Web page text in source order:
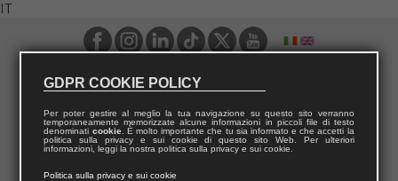
IT
GDPR COOKIE POLICY
Per poter gestire al meglio la tua navigazione su questo sito verranno
temporaneamente memorizzate alcune informazioni in piccoli file di testo
denominati cookie. È molto importante che tu sia informato e che accetti la
politica sulla privacy e sui cookie di questo sito Web. Per ulteriori
informazioni, leggi la nostra politica sulla privacy e sui cookie.
Politica sulla privacy e sui cookie